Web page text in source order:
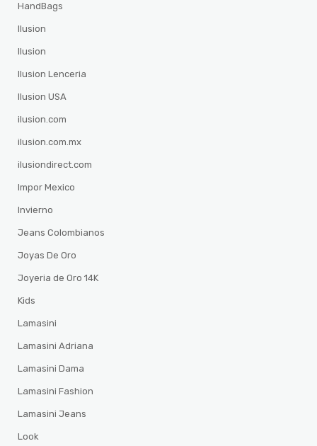
HandBags
Ilusion
Ilusion
Ilusion Lenceria
Ilusion USA
ilusion.com
ilusion.com.mx
ilusiondirect.com
Impor Mexico
Invierno
Jeans Colombianos
Joyas De Oro
Joyeria de Oro 14K
Kids
Lamasini
Lamasini Adriana
Lamasini Dama
Lamasini Fashion
Lamasini Jeans
Look